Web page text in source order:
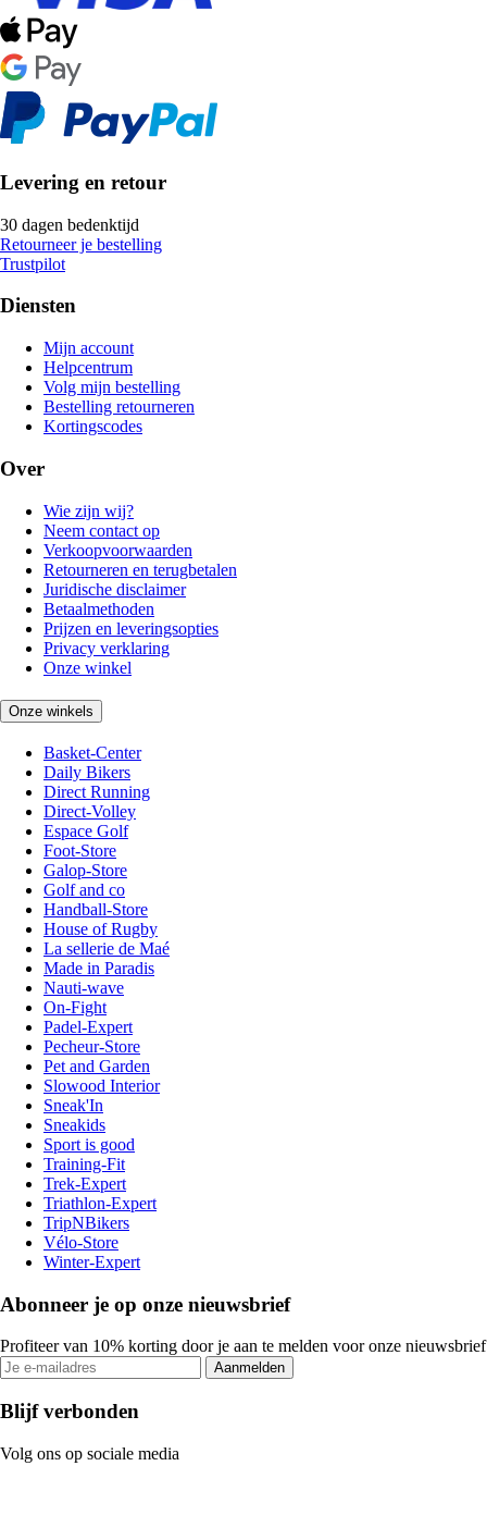
Levering en retour
30 dagen bedenktijd
Retourneer je bestelling
Trustpilot
Diensten
Mijn account
Helpcentrum
Volg mijn bestelling
Bestelling retourneren
Kortingscodes
Over
Wie zijn wij?
Neem contact op
Verkoopvoorwaarden
Retourneren en terugbetalen
Juridische disclaimer
Betaalmethoden
Prijzen en leveringsopties
Privacy verklaring
Onze winkel
Onze winkels
Basket-Center
Daily Bikers
Direct Running
Direct-Volley
Espace Golf
Foot-Store
Galop-Store
Golf and co
Handball-Store
House of Rugby
La sellerie de Maé
Made in Paradis
Nauti-wave
On-Fight
Padel-Expert
Pecheur-Store
Pet and Garden
Slowood Interior
Sneak'In
Sneakids
Sport is good
Training-Fit
Trek-Expert
Triathlon-Expert
TripNBikers
Vélo-Store
Winter-Expert
Abonneer je op onze nieuwsbrief
Profiteer van 10% korting door je aan te melden voor onze nieuwsbrief
Aanmelden
Blijf verbonden
Volg ons op sociale media